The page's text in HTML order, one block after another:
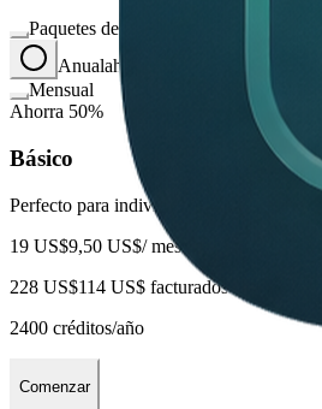
Paquetes de Créditos
Anualahorra un 50%
Mensual
Ahorra 50%
Básico
Perfecto para individuos y usuarios ligeros
19 US$9,50 US$/ mes
228 US$114 US$ facturados al año
2400 créditos/año
Comenzar